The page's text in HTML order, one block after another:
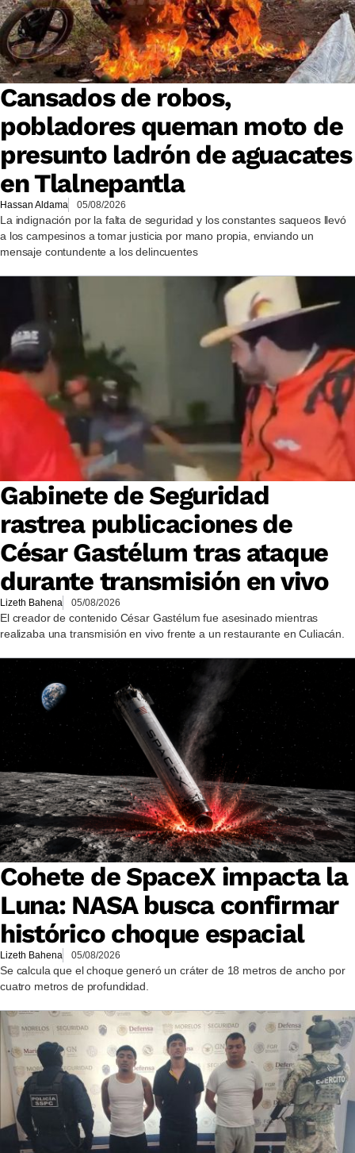
Cansados de robos,
pobladores queman moto de
presunto ladrón de aguacates
en Tlalnepantla
Hassan Aldama 05/08/2026
La indignación por la falta de seguridad y los constantes saqueos llevó
a los campesinos a tomar justicia por mano propia, enviando un
mensaje contundente a los delincuentes
Gabinete de Seguridad
rastrea publicaciones de
César Gastélum tras ataque
durante transmisión en vivo
Lizeth Bahena 05/08/2026
El creador de contenido César Gastélum fue asesinado mientras
realizaba una transmisión en vivo frente a un restaurante en Culiacán.
Cohete de SpaceX impacta la
Luna: NASA busca confirmar
histórico choque espacial
Lizeth Bahena 05/08/2026
Se calcula que el choque generó un cráter de 18 metros de ancho por
cuatro metros de profundidad.